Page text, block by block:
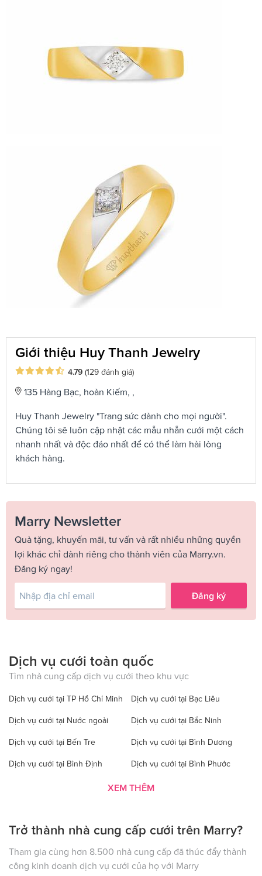
Giới thiệu Huy Thanh Jewelry
4.79 (129 đánh giá)
135 Hàng Bạc, hoàn Kiếm, ,
Huy Thanh Jewelry "Trang sức dành cho mọi người".
Chúng tôi sẽ luôn cập nhật các mẫu nhẫn cưới một cách
nhanh nhất và độc đáo nhất để có thể làm hài lòng
khách hàng.
Marry Newsletter
Quà tặng, khuyến mãi, tư vấn và rất nhiều những quyền
lợi khác chỉ dành riêng cho thành viên của Marry.vn.
Đăng ký ngay!
Đăng ký
Dịch vụ cưới toàn quốc
Tìm nhà cung cấp dịch vụ cưới theo khu vực
Dịch vụ cưới tại TP Hồ Chí Minh Dịch vụ cưới tại Bạc Liêu
Dịch vụ cưới tại Nước ngoài Dịch vụ cưới tại Bắc Ninh
Dịch vụ cưới tại Bến Tre Dịch vụ cưới tại Bình Dương
Dịch vụ cưới tại Bình Định Dịch vụ cưới tại Bình Phước
Dịch vụ cưới tại Bình Thuận Dịch vụ cưới tại Cà Mau
Dịch vụ cưới tại Hà Nội Dịch vụ cưới tại Đăk Nông
Dịch vụ cưới tại Điện Biên Dịch vụ cưới tại Đồng Nai
Dịch vụ cưới tại Đồng Tháp Dịch vụ cưới tại Gia Lai
XEM THÊM
Trở thành nhà cung cấp cưới trên Marry?
Tham gia cùng hơn 8.500 nhà cung cấp đã thúc đẩy thành
công kinh doanh dịch vụ cưới của họ với Marry